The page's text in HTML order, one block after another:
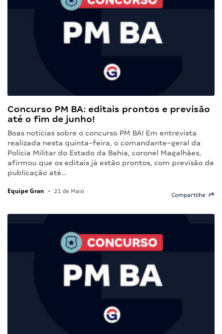
Concurso PM BA: editais prontos e previsão
até o fim de junho!
Boas notícias sobre o concurso PM BA! Em entrevista
realizada nesta quinta-feira, o comandante-geral da
Polícia Militar do Estado da Bahia, coronel Magalhães,
afirmou que os editais já estão prontos, com previsão de
publicação até…
Equipe Gran • 21 de Maio
Compartilhe